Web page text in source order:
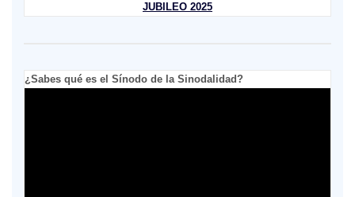
JUBILEO 2025
¿Sabes qué es el Sínodo de la Sinodalidad?